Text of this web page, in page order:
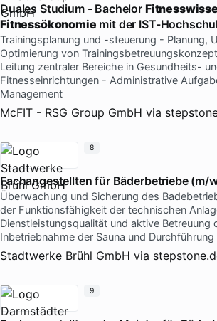
Duales Studium - Bachelor
Fitnessökonomie mit der IST-
Trainingsplanung und -steuerung - Planung,
Optimierung von
Leitung zentraler Bereiche in Gesundheits-
Fitnesseinrichtungen - Administrative
Management
McFIT - RSG Group GmbH via
Fachangestellten für Bäderbetriebe (m/
Überwachung und Sicherung des
der Funktionsfähigkeit der technischen
Dienstleistungsqualität und aktive Betreuung
Inbetriebnahme der Sauna und
Stadtwerke Brühl GmbH via
8
9